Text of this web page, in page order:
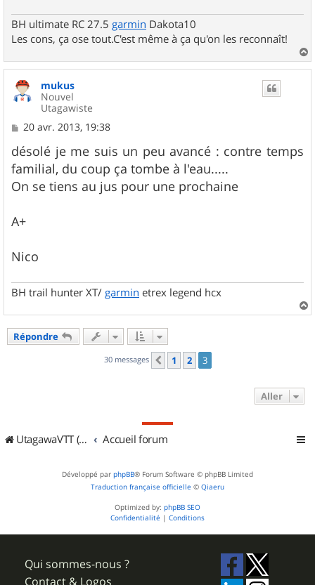
BH ultimate RC 27.5 garmin Dakota10
Les cons, ça ose tout.C'est même à ça qu'on les reconnaît!
a
mukus
Nouvel
Utagawiste
M
s
s
a
g
e
20 avr. 2013, 19:38
désolé je me suis un peu avancé : contre temps
familial, du coup ça tombe à l'eau.....
On se tiens au jus pour une prochaine
A+
Nico
BH trail hunter XT/ garmin etrex legend hcx
a
Répondre
30 messages Précédent
1 2 3
Aller
UtagawaVTT (Randos VTT et VTTAE avec traces GPS) Accueil forum
Développé par phpBB® Forum Software © phpBB Limited
Traduction française officielle © Qiaeru
Optimized by: phpBB SEO
Confidentialité | Conditions
Qui sommes-nous ?
Contact & Logos